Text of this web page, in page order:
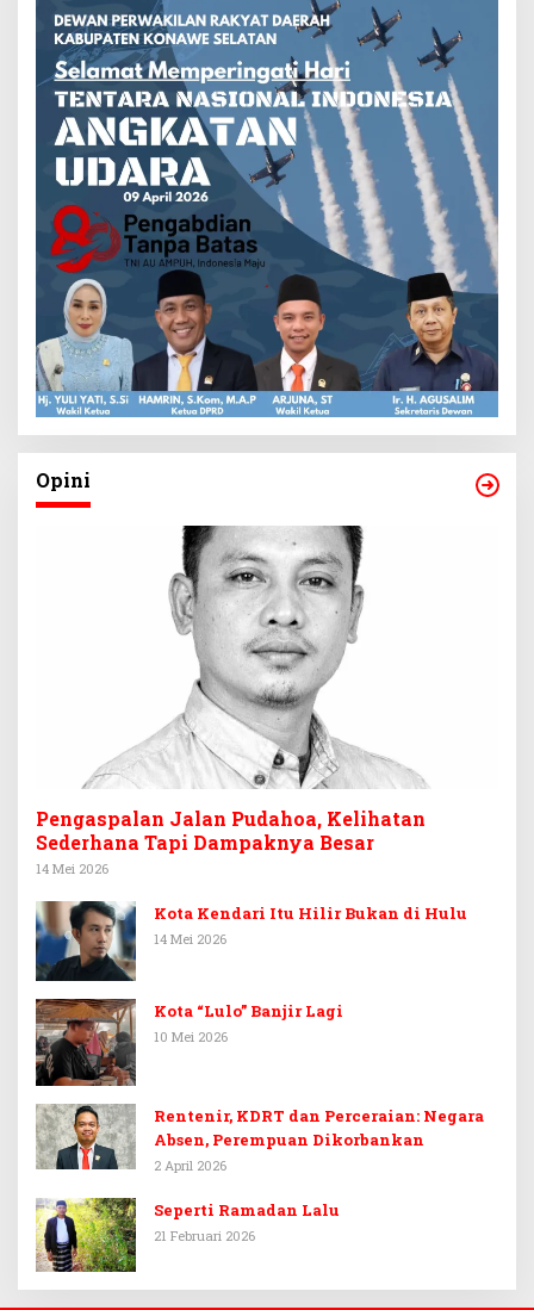
Opini
Pengaspalan Jalan Pudahoa, Kelihatan
Sederhana Tapi Dampaknya Besar
14 Mei 2026
Kota Kendari Itu Hilir Bukan di Hulu
14 Mei 2026
Kota “Lulo” Banjir Lagi
10 Mei 2026
Rentenir, KDRT dan Perceraian: Negara
Absen, Perempuan Dikorbankan
2 April 2026
Seperti Ramadan Lalu
21 Februari 2026